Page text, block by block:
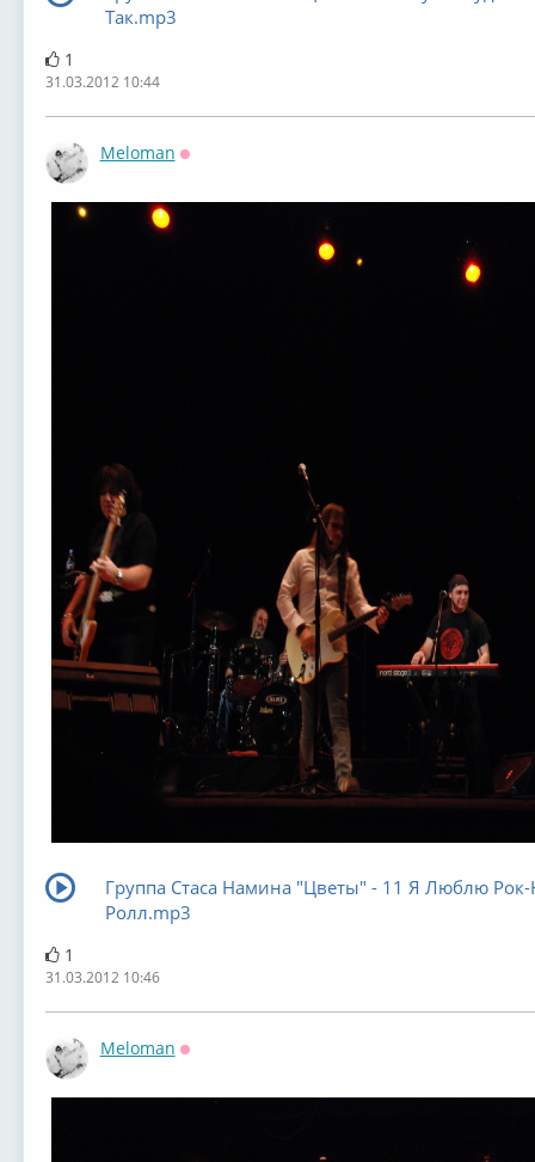
Так.mp3
1
31.03.2012 10:44
Meloman
Группа Стаса Намина "Цветы" - 11 Я Люблю
Ролл.mp3
1
31.03.2012 10:46
Meloman